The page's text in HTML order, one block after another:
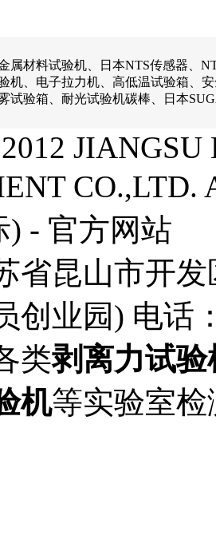
属材料试验机、日本NTS传感器、
机、电子拉力机、高低温试验箱、
试验箱、耐光试验机碳棒、日本
CO.,LTD.
) - 官方网站
省昆山市开
创业园) 电话
类剥离力试
机等实验室